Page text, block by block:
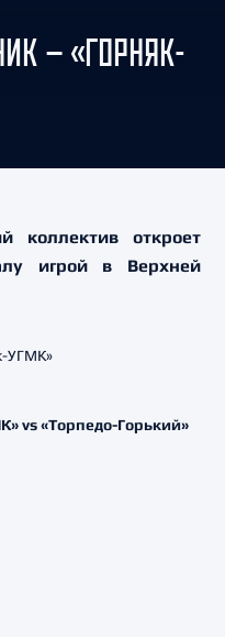
— «ГОРНЯК-
коллектив откроет
игрой в Верхней
vs «Торпедо-Горький»